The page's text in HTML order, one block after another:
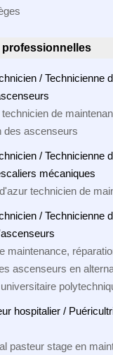
professionnelles
/ Technicienne
de
des ascenseurs
/ Technicienne
mécaniques
technicien de
/ Technicienne
maintenance,
ascenseurs en
hospitalier /
pasteur stage en